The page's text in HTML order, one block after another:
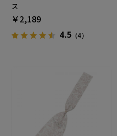
ス
￥2,189
4.5（4）